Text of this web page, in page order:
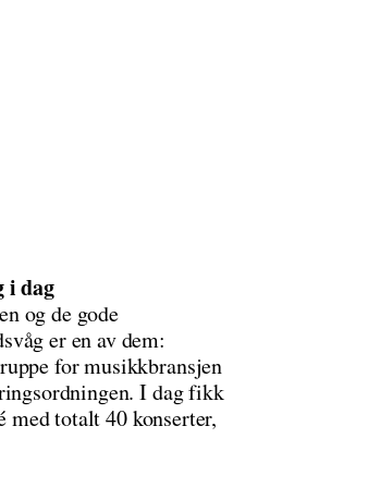
i dag
og de gode
er en av dem:
for musikkbransjen
I dag fikk
totalt 40 konserter,